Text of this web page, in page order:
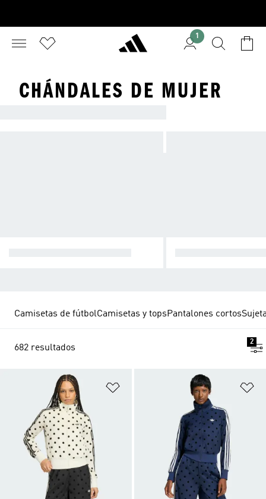
1
CHÁNDALES DE MUJER
Camisetas de fútbolCamisetas y topsPantalones cortos
682 resultados
2
Añadir a la lista de deseos